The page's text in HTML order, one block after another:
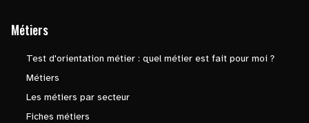
Métiers
Test d'orientation métier : quel métier est fait pour moi ?
Métiers
Les métiers par secteur
Fiches métiers